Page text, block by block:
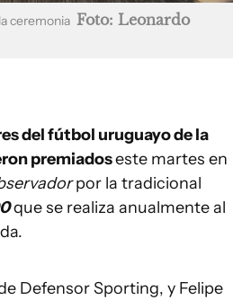
ceremonia Foto: Leonardo
del fútbol uruguayo de la
premiadoseste martes en
por la tradicional
que se realiza anualmente al
Defensor Sporting, y Felipe